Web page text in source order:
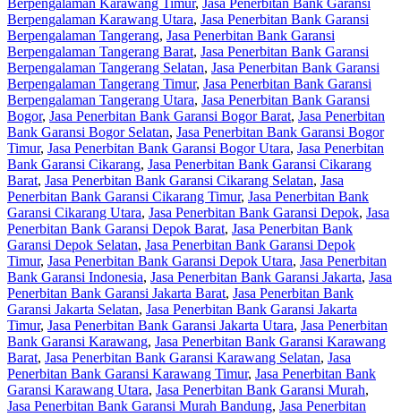
Berpengalaman Karawang Timur, Jasa Penerbitan Bank Garansi
Berpengalaman Karawang Utara, Jasa Penerbitan Bank Garansi
Berpengalaman Tangerang, Jasa Penerbitan Bank Garansi
Berpengalaman Tangerang Barat, Jasa Penerbitan Bank Garansi
Berpengalaman Tangerang Selatan, Jasa Penerbitan Bank Garansi
Berpengalaman Tangerang Timur, Jasa Penerbitan Bank Garansi
Berpengalaman Tangerang Utara, Jasa Penerbitan Bank Garansi
Bogor, Jasa Penerbitan Bank Garansi Bogor Barat, Jasa Penerbitan
Bank Garansi Bogor Selatan, Jasa Penerbitan Bank Garansi Bogor
Timur, Jasa Penerbitan Bank Garansi Bogor Utara, Jasa Penerbitan
Bank Garansi Cikarang, Jasa Penerbitan Bank Garansi Cikarang
Barat, Jasa Penerbitan Bank Garansi Cikarang Selatan, Jasa
Penerbitan Bank Garansi Cikarang Timur, Jasa Penerbitan Bank
Garansi Cikarang Utara, Jasa Penerbitan Bank Garansi Depok, Jasa
Penerbitan Bank Garansi Depok Barat, Jasa Penerbitan Bank
Garansi Depok Selatan, Jasa Penerbitan Bank Garansi Depok
Timur, Jasa Penerbitan Bank Garansi Depok Utara, Jasa Penerbitan
Bank Garansi Indonesia, Jasa Penerbitan Bank Garansi Jakarta, Jasa
Penerbitan Bank Garansi Jakarta Barat, Jasa Penerbitan Bank
Garansi Jakarta Selatan, Jasa Penerbitan Bank Garansi Jakarta
Timur, Jasa Penerbitan Bank Garansi Jakarta Utara, Jasa Penerbitan
Bank Garansi Karawang, Jasa Penerbitan Bank Garansi Karawang
Barat, Jasa Penerbitan Bank Garansi Karawang Selatan, Jasa
Penerbitan Bank Garansi Karawang Timur, Jasa Penerbitan Bank
Garansi Karawang Utara, Jasa Penerbitan Bank Garansi Murah,
Jasa Penerbitan Bank Garansi Murah Bandung, Jasa Penerbitan